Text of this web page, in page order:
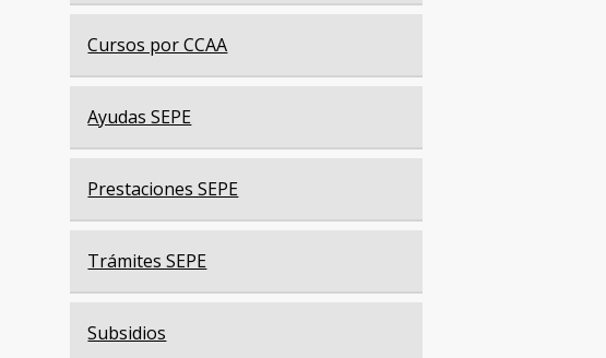
Cursos por CCAA
Ayudas SEPE
Prestaciones SEPE
Trámites SEPE
Subsidios